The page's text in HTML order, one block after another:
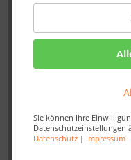
Sie können Ihre
Datenschutzeinstellungen
Datenschutz| Impressum